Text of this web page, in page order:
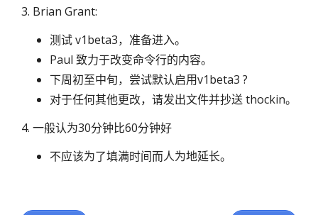
3. Brian Grant:
测试 v1beta3，准备进入。
Paul 致力于改变命令行的内容。
下周初至中旬，尝试默认启用v1beta3 ?
对于任何其他更改，请发出文件并抄送 thockin。
4. 一般认为30分钟比60分钟好
不应该为了填满时间而人为地延长。